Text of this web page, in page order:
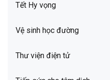
Tết Hy vọng
Vệ sinh học đường
Thư viện điện tử